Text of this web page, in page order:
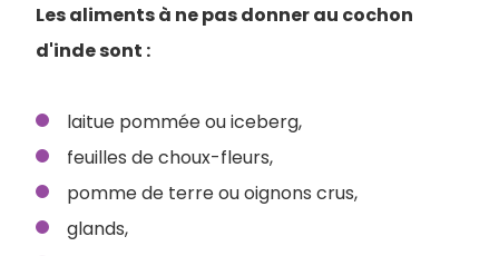
Les aliments à ne pas donner au cochon
d'inde sont :
laitue pommée ou iceberg,
feuilles de choux-fleurs,
pomme de terre ou oignons crus,
glands,